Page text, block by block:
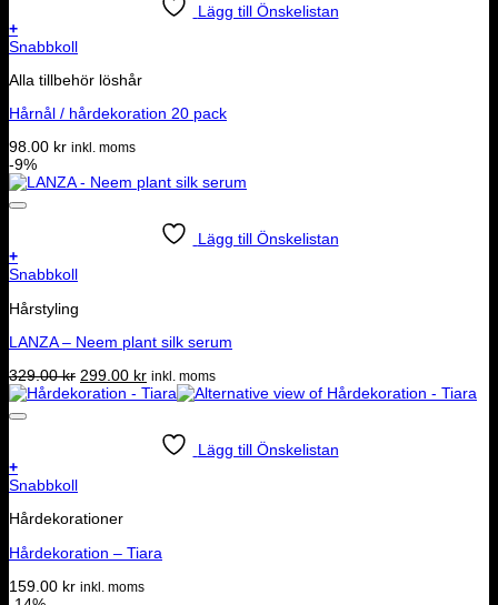
Lägg till Önskelistan
+
Snabbkoll
Alla tillbehör löshår
Hårnål / hårdekoration 20 pack
98.00 kr inkl. moms
-9%
Lägg till Önskelistan
+
Snabbkoll
Hårstyling
LANZA – Neem plant silk serum
329.00kr Det
ursprungliga
299.00 krDet
nuvarande
299.00 kr.
inkl. moms
Lägg till Önskelistan
+
Snabbkoll
Hårdekorationer
Hårdekoration – Tiara
159.00 kr inkl. moms